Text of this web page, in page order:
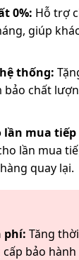
0%: Hỗ trợ
giúp
thống:
bảo chất
lần mua
lần mua
quay lại.
phí: Tăng
bảo